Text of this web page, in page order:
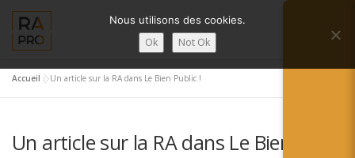
contenu
Menu
SERVICES RA’PRO ACTUALITÉ DE LA RA
Accueil »Un article sur la RA dans Le Bien Public !
Un article sur la RA dans Le Bien
Nous utilisons des cookies.
Ok Not Ok